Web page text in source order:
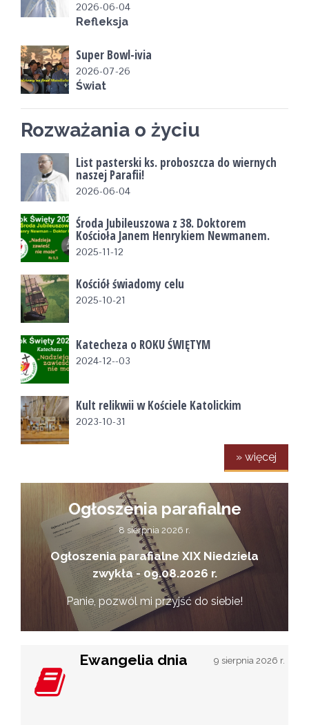
2026-06-04
Refleksja
Super Bowl-ivia
2026-07-26
Świat
Rozważania o życiu
List pasterski ks. proboszcza do wiernych
naszej Parafii!
2026-06-04
Środa Jubileuszowa z 38. Doktorem
Kościoła Janem Henrykiem Newmanem.
2025-11-12
Kościół świadomy celu
2025-10-21
Katecheza o ROKU ŚWIĘTYM
2024-12--03
Kult relikwii w Kościele Katolickim
2023-10-31
» więcej
Ogłoszenia parafialne
8 sierpnia 2026 r.
Ogłoszenia parafialne XIX Niedziela
zwykła - 09.08.2026 r.
Panie, pozwól mi przyjść do siebie!
Ewangelia dnia 9 sierpnia 2026 r.